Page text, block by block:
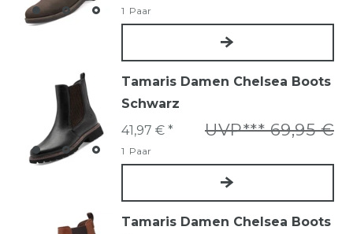
1 Paar
Tamaris Damen Chelsea Boots
Schwarz
UVP*** 69,95 €
41,97 € *
1 Paar
Tamaris Damen Chelsea Boots